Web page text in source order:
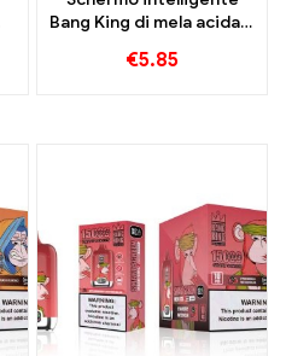
Bang King di mela acida e
Un'esperienza di svapo
€5.85